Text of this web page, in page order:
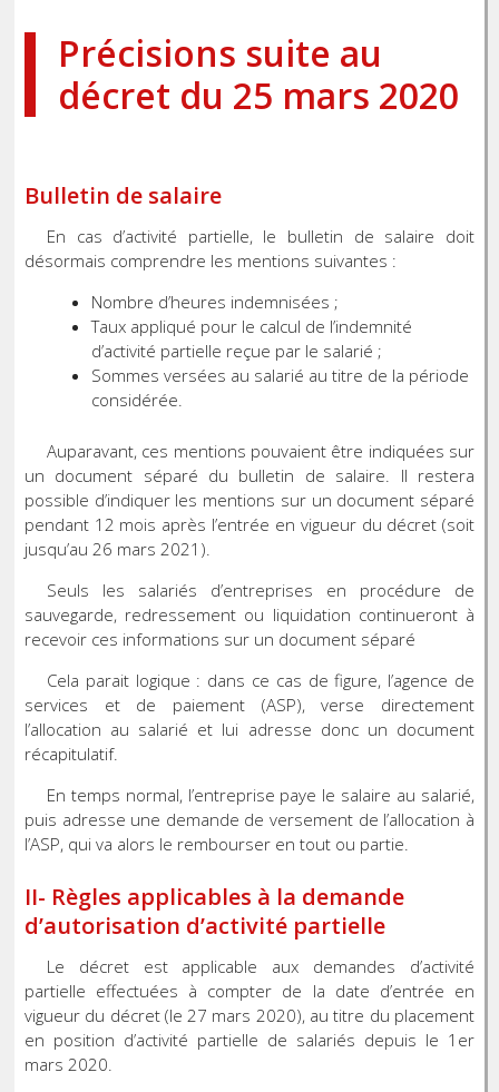
Précisions suite au
décret du 25 mars 2020
Bulletin de salaire
En cas d’activité partielle, le bulletin de salaire doit
désormais comprendre les mentions suivantes :
Nombre d’heures indemnisées ;
Taux appliqué pour le calcul de l’indemnité
d’activité partielle reçue par le salarié ;
Sommes versées au salarié au titre de la période
considérée.
Auparavant, ces mentions pouvaient être indiquées sur
un document séparé du bulletin de salaire. Il restera
possible d’indiquer les mentions sur un document séparé
pendant 12 mois après l’entrée en vigueur du décret (soit
jusqu’au 26 mars 2021).
Seuls les salariés d’entreprises en procédure de
sauvegarde, redressement ou liquidation continueront à
recevoir ces informations sur un document séparé
Cela parait logique : dans ce cas de figure, l’agence de
services et de paiement (ASP), verse directement
l’allocation au salarié et lui adresse donc un document
récapitulatif.
En temps normal, l’entreprise paye le salaire au salarié,
puis adresse une demande de versement de l’allocation à
l’ASP, qui va alors le rembourser en tout ou partie.
II- Règles applicables à la demande
d’autorisation d’activité partielle
Le décret est applicable aux demandes d’activité
partielle effectuées à compter de la date d’entrée en
vigueur du décret (le 27 mars 2020), au titre du placement
en position d’activité partielle de salariés depuis le 1er
mars 2020.